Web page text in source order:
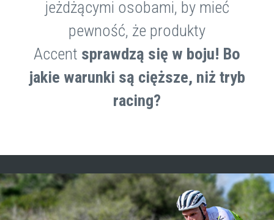
jeżdżącymi osobami, by mieć
pewność, że produkty
Accent sprawdzą się w boju! Bo
jakie warunki są cięższe, niż tryb
racing?